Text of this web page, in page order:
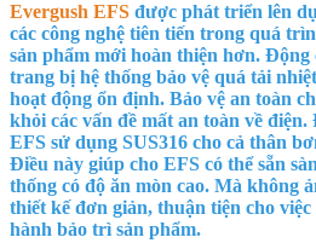
Evergush EFS được phát triển lên
các công nghệ tiên tiến trong quá
sản phẩm mới hoàn thiện hơn.
trang bị hệ thống bảo vệ quá tải
hoạt động ổn định. Bảo vệ an toàn
khỏi các vấn đề mất an toàn về
EFS sử dụng SUS316 cho cả thân
Điều này giúp cho EFS có thể sẵn
thống có độ ăn mòn cao. Mà không
thiết kế đơn giản, thuận tiện cho
hành bảo trì sản phẩm.